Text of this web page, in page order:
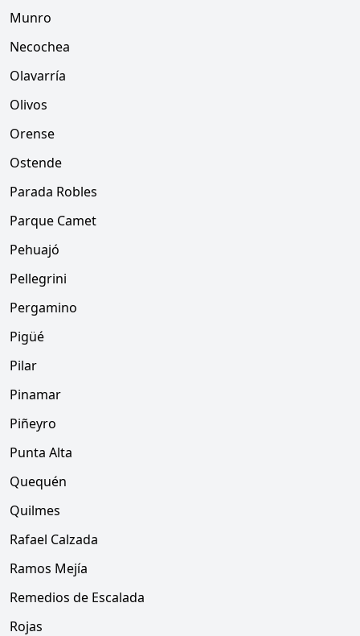
Munro
Necochea
Olavarría
Olivos
Orense
Ostende
Parada Robles
Parque Camet
Pehuajó
Pellegrini
Pergamino
Pigüé
Pilar
Pinamar
Piñeyro
Punta Alta
Quequén
Quilmes
Rafael Calzada
Ramos Mejía
Remedios de Escalada
Rojas